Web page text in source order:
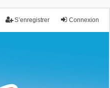
Connexion
S’enregistrer